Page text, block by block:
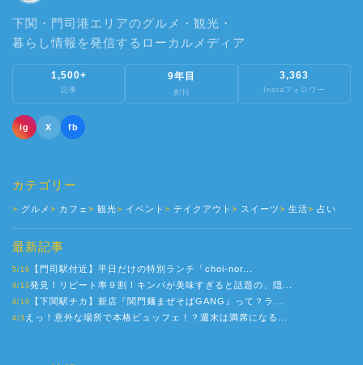
下関・門司港エリアのグルメ・観光・
暮らし情報を発信するローカルメディア
1,500+
記事
9年目
創刊
3,363
Instaフォロワー
ig X fb
カテゴリー
グルメ カフェ 観光 イベント テイクアウト スイーツ 生活 占い
最新記事
5/16 【門司駅付近】平日だけの特別ランチ「choi-nor...
4/13発見！リピート率９割！キンパが美味すぎると話題の、隠...
4/10 【下関駅チカ】新店『関門麺まぜそばGANG』って？ラ...
4/3 えっ！意外な場所で本格ビュッフェ！？週末は満席になる...